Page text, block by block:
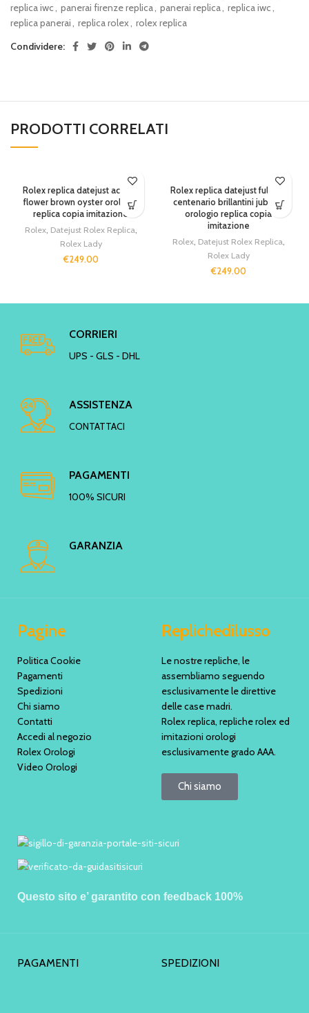
replica iwc
panerai firenze replica panerai replica replica iwc
replica panerai
replica rolex
rolex replica
Condividere:
PRODOTTI CORRELATI
Rolex replica datejust acciaio
flower brown oyster orologio
replica copia imitazione
Rolex, Datejust Rolex Replica
Rolex Lady
€249.00
Rolex replica datejust full oro
centenario brillantini jubilèè
orologio replica copia
imitazione
Rolex, Datejust Rolex Replica
Rolex Lady
€249.00
CORRIERI
UPS - GLS - DHL
ASSISTENZA
CONTATTACI
PAGAMENTI
100% SICURI
GARANZIA
Pagine
Politica Cookie
Pagamenti
Spedizioni
Chi siamo
Contatti
Accedi al negozio
Rolex Orologi
Video Orologi
Replichedilusso
Le nostre repliche, le
assembliamo seguendo
esclusivamente le direttive
delle case madri.
Rolex replica, repliche rolex ed
imitazioni orologi
esclusivamente grado AAA.
Chi siamo
Questo sito e’ garantito con feedback 100%
PAGAMENTI SPEDIZIONI